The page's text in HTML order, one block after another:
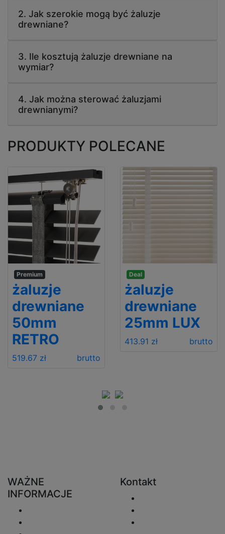
2. Jak szerokie mogą być żaluzje
drewniane?
3. Ile kosztują żaluzje drewniane na
wymiar?
4. Jak można sterować żaluzjami
drewnianymi?
PRODUKTY POLECANE
Premium
żaluzje
drewniane
50mm
RETRO
519.67 zł brutto
Deal
żaluzje
drewniane
25mm LUX
413.91 zł brutto
WAŻNE
INFORMACJE
Kontakt